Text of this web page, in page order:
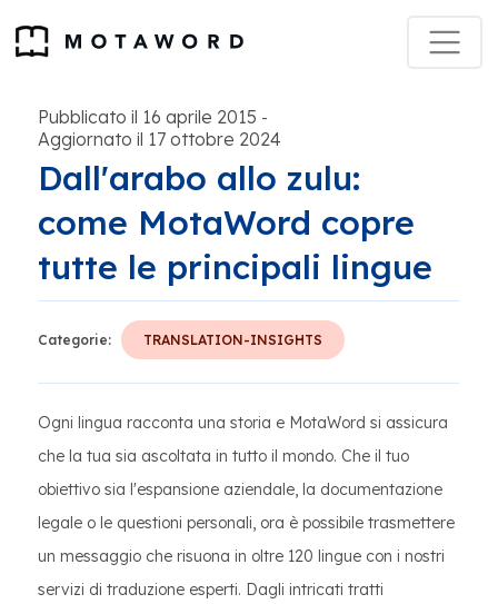
Pubblicato il 16 aprile 2015 -
Aggiornato il 17 ottobre 2024
Dall'arabo allo zulu:
come MotaWord copre
tutte le principali lingue
Categorie: TRANSLATION-INSIGHTS
Ogni lingua racconta una storia e MotaWord si assicura
che la tua sia ascoltata in tutto il mondo. Che il tuo
obiettivo sia l'espansione aziendale, la documentazione
legale o le questioni personali, ora è possibile trasmettere
un messaggio che risuona in oltre 120 lingue con i nostri
servizi di traduzione esperti. Dagli intricati tratti